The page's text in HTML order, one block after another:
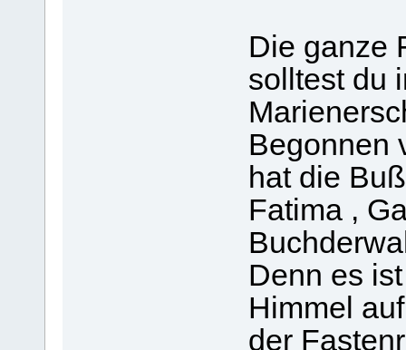
Die ganze
solltest du
Begonnen
hat die
Fatima ,
Denn es
Himmel
der